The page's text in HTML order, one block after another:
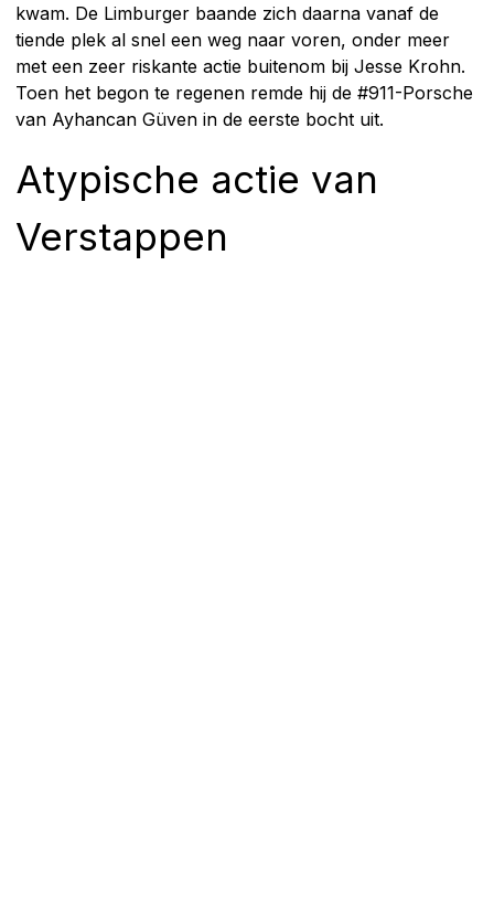
kwam. De Limburger baande zich daarna vanaf de
tiende plek al snel een weg naar voren, onder meer
met een zeer riskante actie buitenom bij Jesse Krohn.
Toen het begon te regenen remde hij de #911-Porsche
van Ayhancan Güven in de eerste bocht uit.
Atypische actie van
Verstappen